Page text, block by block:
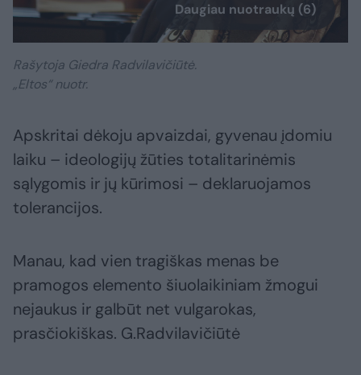
Daugiau nuotraukų (6)
Rašytoja Giedra Radvilavičiūtė.
„Eltos“ nuotr.
Apskritai dėkoju apvaizdai, gyvenau įdomiu
laiku – ideologijų žūties totalitarinėmis
sąlygomis ir jų kūrimosi – deklaruojamos
tolerancijos.
Manau, kad vien tragiškas menas be
pramogos elemento šiuolaikiniam žmogui
nejaukus ir galbūt net vulgarokas,
prasčiokiškas. G.Radvilavičiūtė